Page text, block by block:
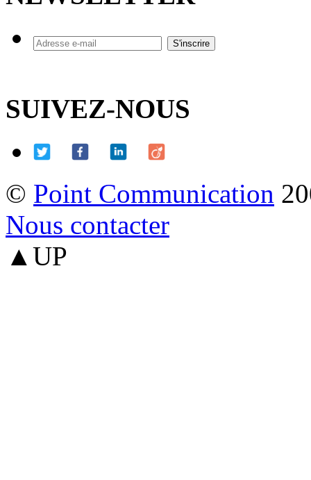
SUIVEZ-NOUS
© Point Communication
Nous contacter
▲UP